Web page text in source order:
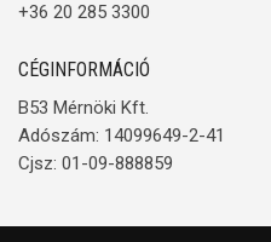
+36 20 285 3300
CÉGINFORMÁCIÓ
B53 Mérnöki Kft.
Adószám: 14099649-2-41
Cjsz: 01-09-888859